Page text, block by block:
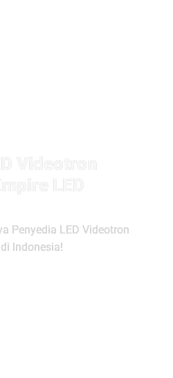
Videotron
LED
Penyedia LED Videotron
Indonesia!